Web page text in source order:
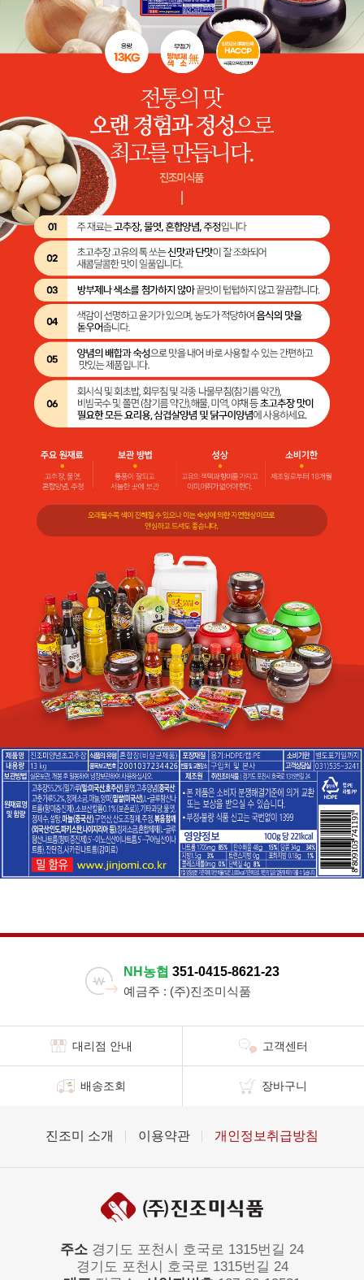
NH농협 351-0415-8621-23
예금주 : (주)진조미식품
대리점 안내 고객센터
배송조회 장바구니
진조미 소개 이용약관 개인정보취급방침
주소 경기도 포천시 호국로 1315번길 24
경기도 포천시 호국로 1315번길 24